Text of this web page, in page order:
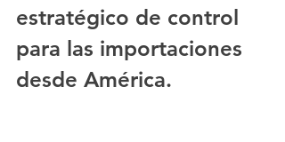
estratégico de control
para las importaciones
desde América.